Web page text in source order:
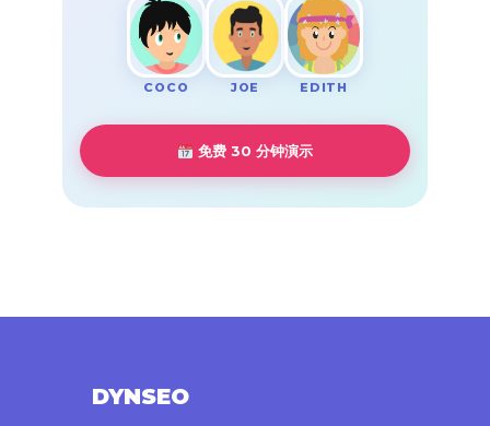
COCO JOE EDITH
免费 30 分钟演示
DYNSEO